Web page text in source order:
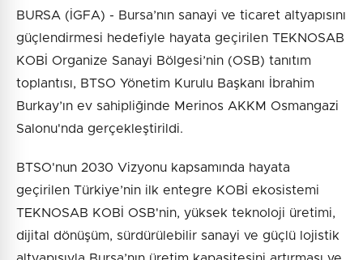
BURSA (İGFA) - Bursa’nın sanayi ve ticaret altyapısını
güçlendirmesi hedefiyle hayata geçirilen TEKNOSAB
KOBİ Organize Sanayi Bölgesi’nin (OSB) tanıtım
toplantısı, BTSO Yönetim Kurulu Başkanı İbrahim
Burkay’ın ev sahipliğinde Merinos AKKM Osmangazi
Salonu'nda gerçekleştirildi.
BTSO'nun 2030 Vizyonu kapsamında hayata
geçirilen Türkiye’nin ilk entegre KOBİ ekosistemi
TEKNOSAB KOBİ OSB'nin, yüksek teknoloji üretimi,
dijital dönüşüm, sürdürülebilir sanayi ve güçlü lojistik